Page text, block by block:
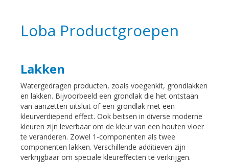
Loba Productgroepen
Lakken
Watergedragen producten, zoals voegenkit, grondlakken
en lakken. Bijvoorbeeld een grondlak die het ontstaan
van aanzetten uitsluit of een grondlak met een
kleurverdiepend effect. Ook beitsen in diverse moderne
kleuren zijn leverbaar om de kleur van een houten vloer
te veranderen. Zowel 1-componenten als twee
componenten lakken. Verschillende additieven zijn
verkrijgbaar om speciale kleureffecten te verkrijgen.